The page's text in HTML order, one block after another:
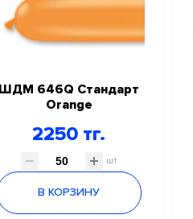
ШДМ 646Q Стандарт
Orange
2250 тг.
шт
В КОРЗИНУ